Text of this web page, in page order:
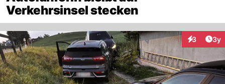
Verkehrsinsel stecken
3 3y